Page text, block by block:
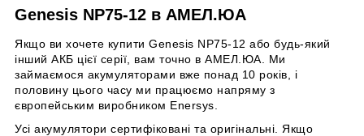
Genesis NP75-12 в АМЕЛ.ЮА
Якщо ви хочете купити Genesis NP75-12 або будь-який
інший АКБ цієї серії, вам точно в АМЕЛ.ЮА. Ми
займаємося акумуляторами вже понад 10 років, і
половину цього часу ми працюємо напряму з
європейським виробником Enersys.
Усі акумулятори сертифіковані та оригінальні. Якщо